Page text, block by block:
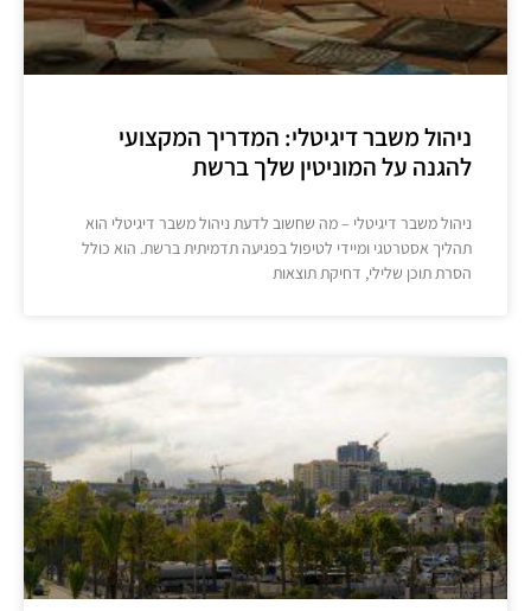
ניהול משבר דיגיטלי: המדריך המקצועי
להגנה על המוניטין שלך ברשת
ניהול משבר דיגיטלי – מה שחשוב לדעת ניהול משבר דיגיטלי הוא
תהליך אסטרטגי ומיידי לטיפול בפגיעה תדמיתית ברשת. הוא כולל
הסרת תוכן שלילי, דחיקת תוצאות